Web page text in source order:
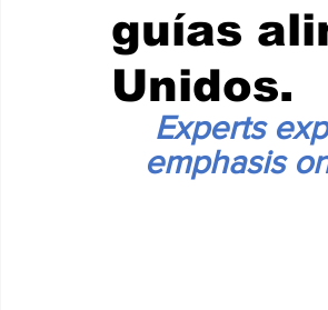
guías
Unidos.
Experts
emphasis